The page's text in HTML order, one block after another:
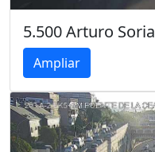
5.500 Arturo Soria
Ampliar